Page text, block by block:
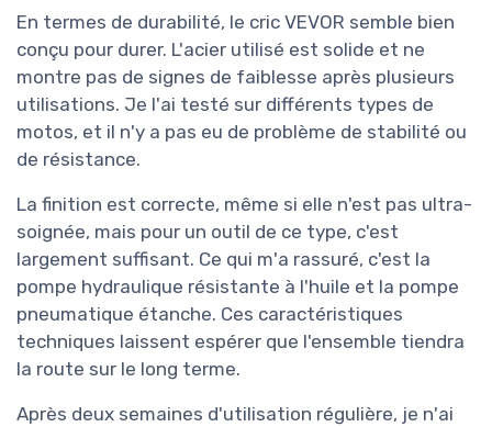
En termes de durabilité, le cric VEVOR semble bien
conçu pour durer. L'acier utilisé est solide et ne
montre pas de signes de faiblesse après plusieurs
utilisations. Je l'ai testé sur différents types de
motos, et il n'y a pas eu de problème de stabilité ou
de résistance.
La finition est correcte, même si elle n'est pas ultra-
soignée, mais pour un outil de ce type, c'est
largement suffisant. Ce qui m'a rassuré, c'est la
pompe hydraulique résistante à l'huile et la pompe
pneumatique étanche. Ces caractéristiques
techniques laissent espérer que l'ensemble tiendra
la route sur le long terme.
Après deux semaines d'utilisation régulière, je n'ai